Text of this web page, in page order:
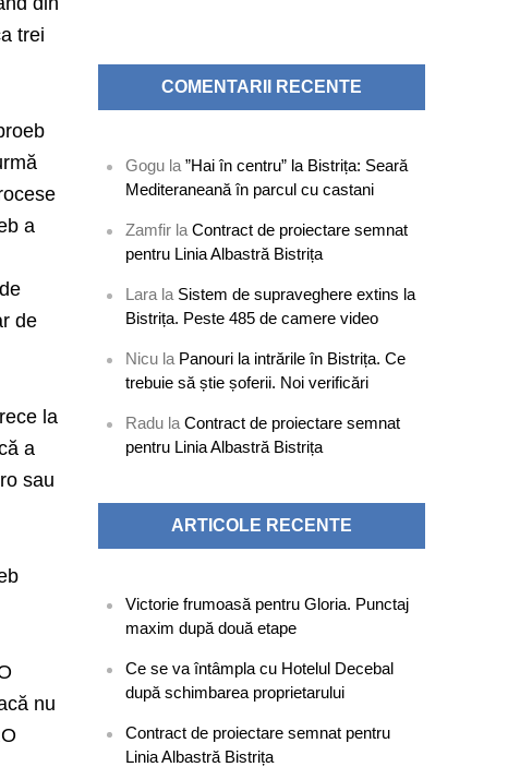
trei
a
de
la
a
sau
nu
COMENTARII RECENTE
Gogu la”Hai în centru” la Bistrița: Seară
Mediteraneană în parcul cu castani
Zamfir laContract de proiectare semnat
pentru Linia Albastră Bistrița
Lara la Sistem de supraveghere extins la
Bistrița. Peste 485 de camere video
Nicu la Panouri la intrările în Bistrița. Ce
trebuie să știe șoferii. Noi verificări
Radu laContract de proiectare semnat
pentru Linia Albastră Bistrița
ARTICOLE RECENTE
Victorie frumoasă pentru Gloria. Punctaj
maxim după două etape
Ce se va întâmpla cu Hotelul Decebal
după schimbarea proprietarului
Contract de proiectare semnat pentru
Linia Albastră Bistrița